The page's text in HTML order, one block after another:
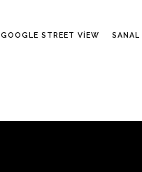
GOOGLE STREET VIEW SANAL